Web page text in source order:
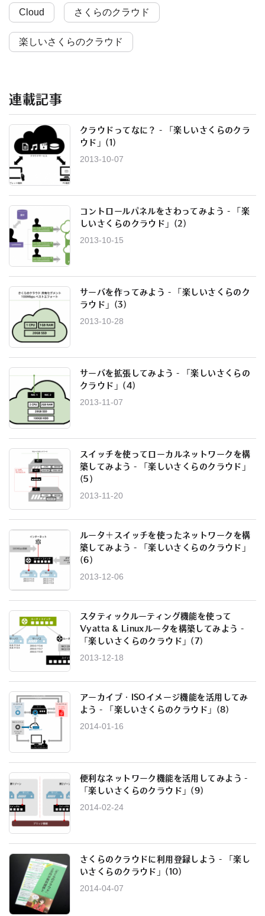
Cloud さくらのクラウド
楽しいさくらのクラウド
連載記事
クラウドってなに？ - 「楽しいさくらのクラ
ウド」(1)
2013-10-07
コントロールパネルをさわってみよう - 「楽
しいさくらのクラウド」(2)
2013-10-15
サーバを作ってみよう - 「楽しいさくらのク
ラウド」(3)
2013-10-28
サーバを拡張してみよう - 「楽しいさくらの
クラウド」(4)
2013-11-07
スイッチを使ってローカルネットワークを構
築してみよう - 「楽しいさくらのクラウド」
(5)
2013-11-20
ルータ＋スイッチを使ったネットワークを構
築してみよう - 「楽しいさくらのクラウド」
(6)
2013-12-06
スタティックルーティング機能を使って
Vyatta & Linuxルータを構築してみよう -
「楽しいさくらのクラウド」(7)
2013-12-18
アーカイブ・ISOイメージ機能を活用してみ
よう - 「楽しいさくらのクラウド」(8)
2014-01-16
便利なネットワーク機能を活用してみよう -
「楽しいさくらのクラウド」(9)
2014-02-24
さくらのクラウドに利用登録しよう - 「楽し
いさくらのクラウド」(10)
2014-04-07